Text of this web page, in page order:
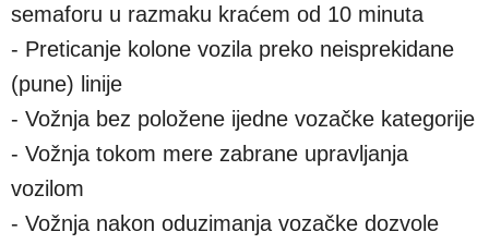
semaforu u razmaku kraćem od 10 minuta
- Preticanje kolone vozila preko neisprekidane
(pune) linije
- Vožnja bez položene ijedne vozačke kategorije
- Vožnja tokom mere zabrane upravljanja
vozilom
- Vožnja nakon oduzimanja vozačke dozvole